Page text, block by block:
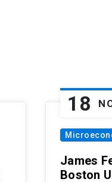
18
James
Boston